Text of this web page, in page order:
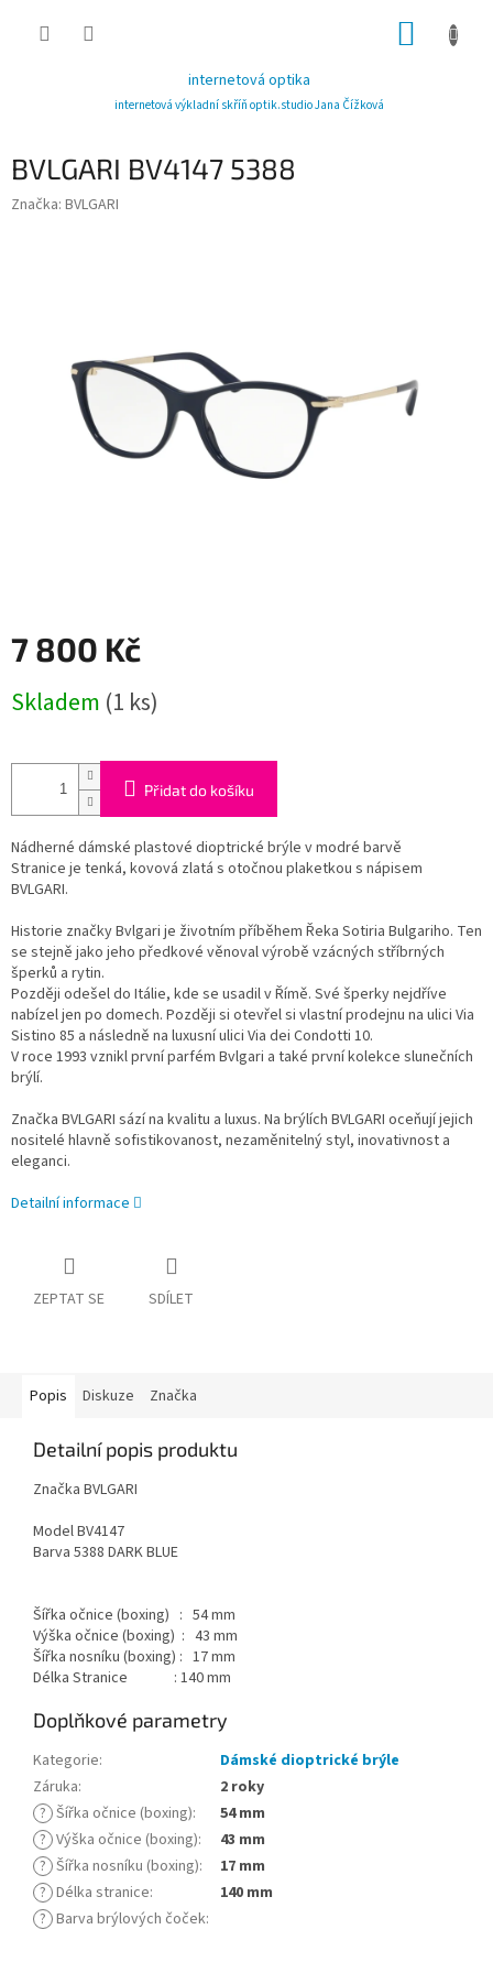
internetová optika
internetová výkladní skříň optik.studio Jana Čížková
BVLGARI BV4147 5388
Značka: BVLGARI
7 800 Kč
cena:
Skladem (1 ks)
Přidat do košíku
Nádherné dámské plastové dioptrické brýle v modré barvě
Stranice je tenká, kovová zlatá s otočnou plaketkou s nápisem
BVLGARI.
Historie značky Bvlgari je životním příběhem Řeka Sotiria Bulgariho. Ten
se stejně jako jeho předkové věnoval výrobě vzácných stříbrných
šperků a rytin.
Později odešel do Itálie, kde se usadil v Římě. Své šperky nejdříve
nabízel jen po domech. Později si otevřel si vlastní prodejnu na ulici Via
Sistino 85 a následně na luxusní ulici Via dei Condotti 10.
V roce 1993 vznikl první parfém Bvlgari a také první kolekce slunečních
brýlí.
Značka BVLGARI sází na kvalitu a luxus. Na brýlích BVLGARI oceňují jejich
nositelé hlavně sofistikovanost, nezaměnitelný styl, inovativnost a
eleganci.
Detailní informace
ZEPTAT SE SDÍLET
Popis Diskuze Značka
Detailní popis produktu
Značka BVLGARI
Model BV4147
Barva 5388 DARK BLUE
Šířka očnice (boxing) : 54 mm
Výška očnice (boxing) : 43 mm
Šířka nosníku (boxing) : 17 mm
Délka Stranice : 140 mm
Doplňkové parametry
Kategorie:
Dámské dioptrické brýle
Záruka:
2 roky
? Šířka očnice (boxing):
54 mm
? Výška očnice (boxing):
43 mm
? Šířka nosníku (boxing):
17 mm
? Délka stranice:
140 mm
? Barva brýlových čoček: